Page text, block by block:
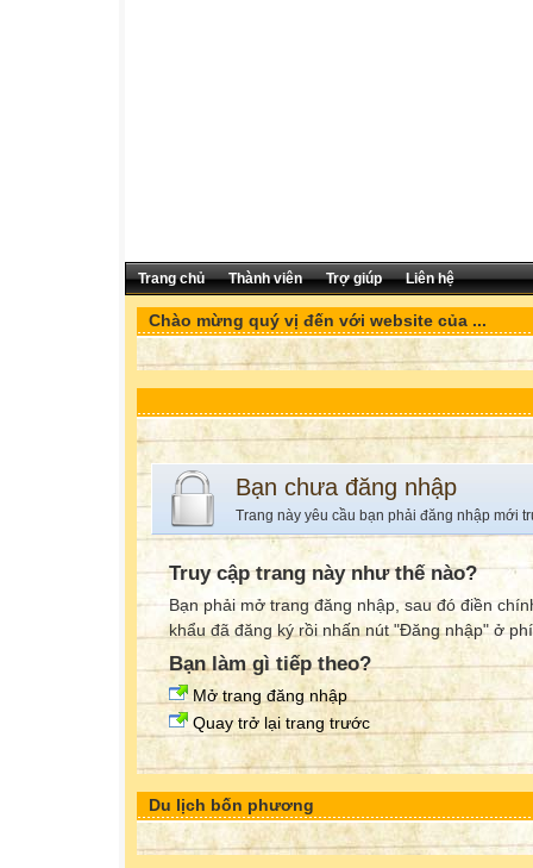
Trang chủ Thành viên Trợ giúp Liên hệ
Chào mừng quý vị đến với website của ...
Bạn chưa đăng nhập
Trang này yêu cầu bạn phải đăng nhập mới
Truy cập trang này như thế nào?
Bạn phải mở trang đăng nhập, sau đó điền
khẩu đã đăng ký rồi nhấn nút "Đăng nhập" ở
Bạn làm gì tiếp theo?
Mở trang đăng nhập
Quay trở lại trang trước
Du lịch bốn phương